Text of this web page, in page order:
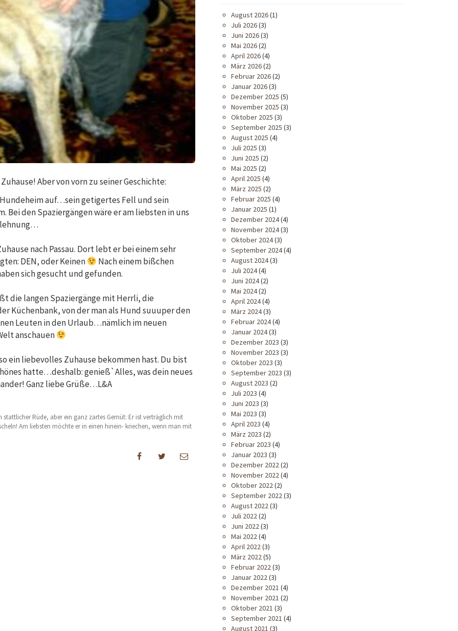
Aber von vorn zu seiner Geschichte:
auf…sein getigertes Fell und sein
Bei den Spaziergängen wäre er am liebsten in uns
nach Passau. Dort lebt er bei einem sehr
DEN, oder Keinen
Nach einem bißchen
sich gesucht und gefunden.
die langen Spaziergänge mit Herrli, die
Küchenbank, von der man als Hund suuuper den
Leuten in den Urlaub…nämlich im neuen
anschauen
ein liebevolles Zuhause bekommen hast. Du bist
hatte…deshalb: genieß`Alles, was dein neues
Ganz liebe Grüße…L&A
stattlicher Rüde, aber ein ganz zartes Gemüt: Er ist verträglich mit
Am liebsten möchte er in einen hinein- kriechen, wenn man mit
August 2026(1)
Juli 2026(3)
Juni 2026(3)
Mai 2026(2)
April 2026(4)
März 2026(2)
Februar 2026(2)
Januar 2026(3)
Dezember 2025 (5)
November 2025 (3)
Oktober 2025 (3)
September 2025 (3)
August 2025 (4)
Juli 2025 (3)
Juni 2025 (2)
Mai 2025 (2)
April 2025 (4)
März 2025 (2)
Februar 2025 (4)
Januar 2025 (1)
Dezember 2024(4)
November 2024(3)
Oktober 2024(3)
September 2024(4)
August 2024(3)
Juli 2024(4)
Juni 2024(2)
Mai 2024(2)
April 2024(4)
März 2024(3)
Februar 2024(4)
Januar 2024(3)
Dezember 2023 (3)
November 2023 (3)
Oktober 2023 (3)
September 2023 (3)
August 2023 (2)
Juli 2023 (4)
Juni 2023 (3)
Mai 2023 (3)
April 2023 (4)
März 2023 (2)
Februar 2023 (4)
Januar 2023 (3)
Dezember 2022(2)
November 2022(4)
Oktober 2022(2)
September 2022(3)
August 2022(3)
Juli 2022(2)
Juni 2022(3)
Mai 2022(4)
April 2022(3)
März 2022(5)
Februar 2022(3)
Januar 2022(3)
Dezember 2021 (4)
November 2021 (2)
Oktober 2021 (3)
September 2021 (4)
August 2021 (3)